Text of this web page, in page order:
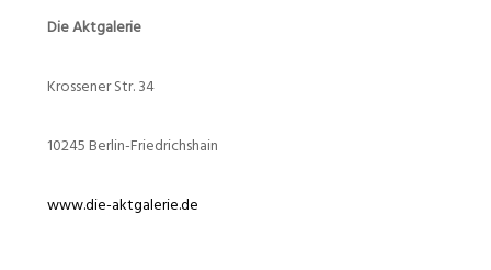
Die Aktgalerie
Krossener Str. 34
10245 Berlin-Friedrichshain
www.die-aktgalerie.de